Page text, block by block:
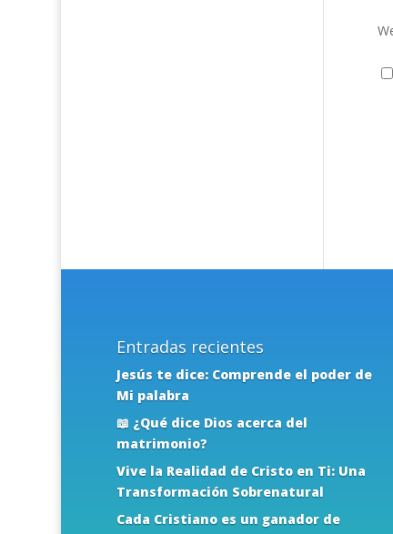
Entradas recientes
Jesús te dice: Comprende el poder de
Mi palabra
📖 ¿Qué dice Dios acerca del
matrimonio?
Vive la Realidad de Cristo en Ti: Una
Transformación Sobrenatural
Cada Cristiano es un ganador de